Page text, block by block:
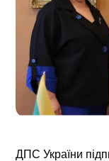
ДПС України